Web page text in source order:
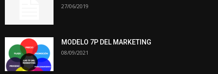
27/06/2019
MODELO 7P DEL MARKETING
08/09/2021